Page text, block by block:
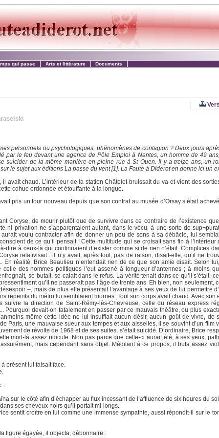
qui passe Arts et littérature Documents
personnels ou psychologiques, phénomènes de contagion ? Deux jours
par le feu devant une agence de Pôle Emploi à Nantes, un homme de 49
suicider de la même manière en pleine rue à St Ouen. Il y a treize ans, un
le sujet aux éditions La passe du vent[1]. La Faute à Diderot en donne ici un
il avait chaud. L’intérieur de la station Châtelet bruissait du va-et-vient des
cohue ordonnée et étouffante à la longue.
pris un tour nouveau depuis que son contrat au musée d’Orsay s’était
Coryse, de mourir plutôt que de survivre dans ce contraire de l’existence
ni privation ne s’apparentaient autant, dans le vécu, à une sorte de
voulu contracter afin de donner un peu de sens à sa débâcle, lui
de ce qu’il pensait ! Cette multitude qui se croisait sans fin à l’intérieur
dire à ceux-là qui continuaient d’exister comme si de rien n’était. Complices
relativisait : il n’y avait, après tout, pas de raison, disait-elle, qu’il ne
En réalité, Brice Beaulieu n’entendait rien de ce que son amie disait. Selon
des hommes politiques l’eut assené à longueur d’antennes ; à moins
se butait, se calait dans le refus. La vérité tenait dans ce qu’il s’était,
qu’il ne passerait pas l’âge de trente ans. Eh bien, non seulement,
–, mais de plus elle présentait l’avantage à ses yeux de lui permettre
repeints du métro lui semblaient mornes. Tout son corps avait chaud. Avec son
la direction de Saint-Rémy-lès-Chevreuse, celle du réseau express
devait-on fatalement en passer par ce mauvais théâtre, ou plus
même cette idée ne lui insufflait aucun désir, aucun goût de vivre, de
Paris, une mauvaise sueur aux tempes et aux aisselles, il se souvint d’un film
de révolte de 1968 et de ses suites, s’était suicidé. D’ordinaire, Brice
mort-là assez ridicule. Non pas parce que celle-ci aurait été, à ses yeux,
mais cependant sans objet. Méditant à ce propos, il buta assez
présent lui faisait face.
sur le côté afin d’échapper au flux incessant de l’affluence de six heures du
ses cheveux noirs qu’il portait mi-longs.
sentit croître en lui comme une immense sympathie, aussi répondit-il sur le
figure égayée, il objecta, débonnaire :